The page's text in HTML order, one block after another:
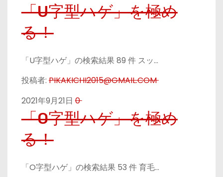
「U字型ハゲ」を極め
る！
「U字型ハゲ」の検索結果 89 件 スッ…
投稿者: PIKAKICHI2015@GMAIL.COM
2021年9月21日0
「O字型ハゲ」を極め
る！
「O字型ハゲ」の検索結果 53 件 育毛…